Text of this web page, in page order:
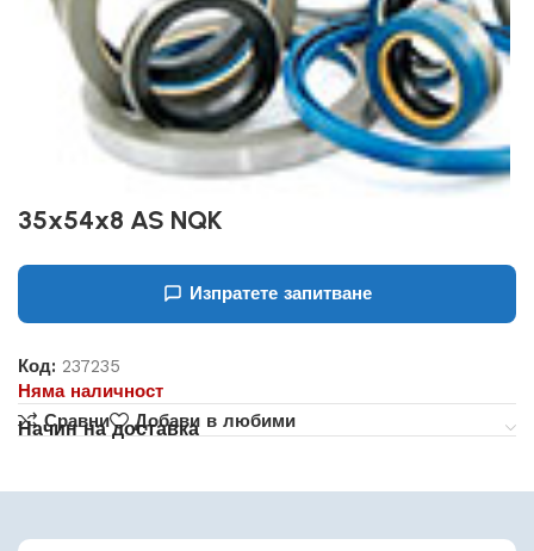
35x54x8 AS NQK
Изпратете запитване
Код:237235
Няма наличност
Сравни
Добави в любими
Начин на доставка